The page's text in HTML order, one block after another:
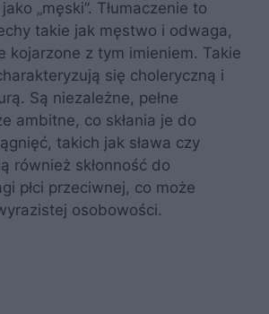
„męski”. Tłumaczenie to
takie jak męstwo i odwaga,
kojarzone z tym imieniem. Takie
się choleryczną i
Są niezależne, pełne
ambitne, co skłania je do
takich jak sława czy
również skłonność do
płci przeciwnej, co może
osobowości.